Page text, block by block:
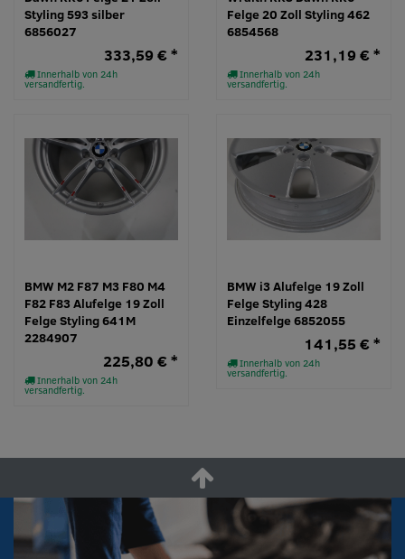
Styling 593 silber
6856027
Innerhalb von 24h
versandfertig.
333,59 € *
Felge 20 Zoll Styling 462
6854568
Innerhalb von 24h
versandfertig.
231,19 € *
BMW M2 F87 M3 F80 M4
F82 F83 Alufelge 19 Zoll
Felge Styling 641M
2284907
Innerhalb von 24h
versandfertig.
225,80 € *
BMW i3 Alufelge 19 Zoll
Felge Styling 428
Einzelfelge 6852055
Innerhalb von 24h
versandfertig.
141,55 € *